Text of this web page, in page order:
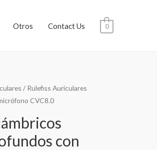
Otros Contact Us 0
/ Rulefiss Auriculares
CVC8.0
con